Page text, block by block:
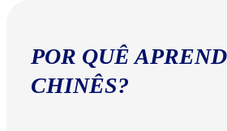
POR QUÊ
CHINÊS?